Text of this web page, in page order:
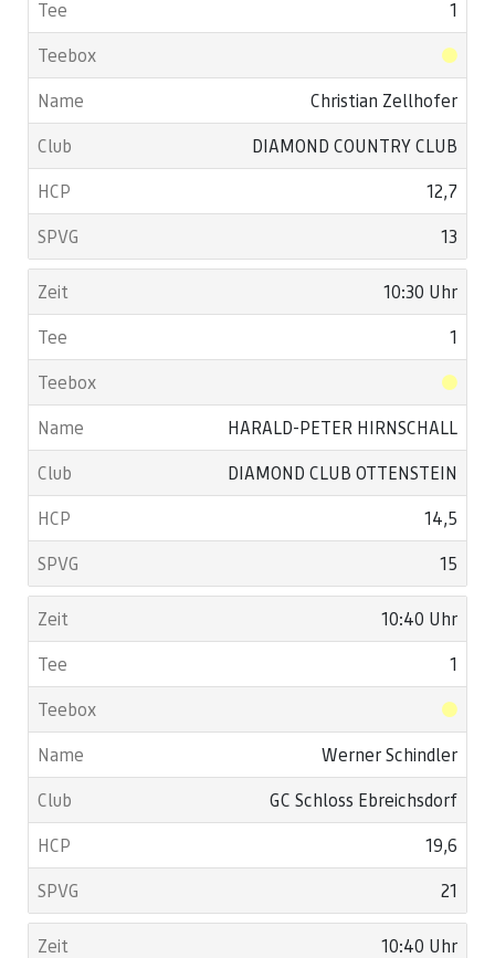
1
Christian Zellhofer
DIAMOND COUNTRY CLUB
12,7
13
10:30 Uhr
1
HARALD-PETER HIRNSCHALL
DIAMOND CLUB OTTENSTEIN
14,5
15
10:40 Uhr
1
Werner Schindler
GC Schloss Ebreichsdorf
19,6
21
10:40 Uhr